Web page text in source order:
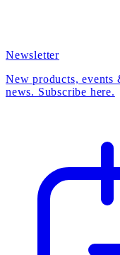
Newsletter
New products, events
news. Subscribe here.